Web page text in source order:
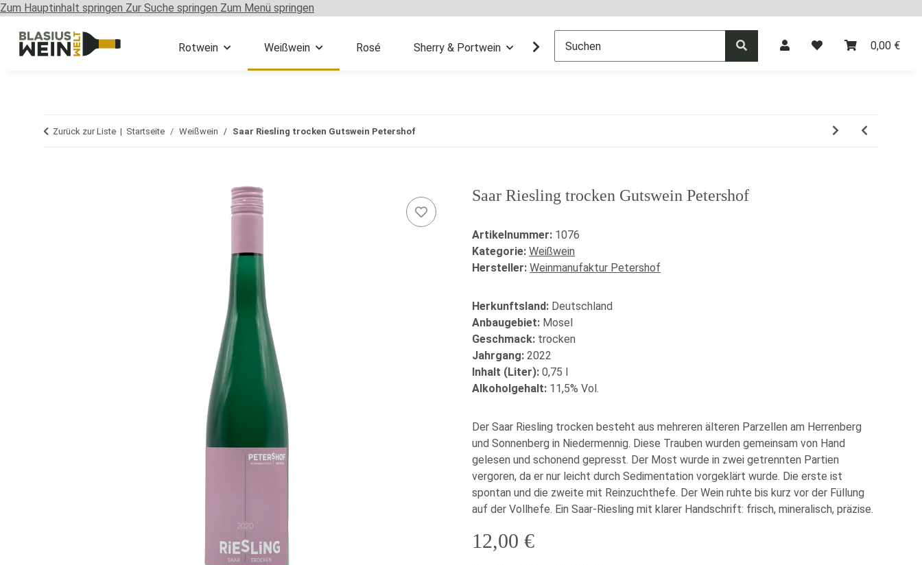
Zum Hauptinhalt springen Zur Suche springen Zum Menü springen
0,00 €
Rotwein Weißwein Rosé Sherry & Portwein Sekt & Champagner Spirituosen
Zurück zur Liste Startseite Weißwein Saar Riesling trocken Gutswein Petershof
Saar Riesling trocken Gutswein Petershof
Artikelnummer: 1076
Kategorie: Weißwein
Hersteller: Weinmanufaktur Petershof
Herkunftsland: Deutschland
Anbaugebiet: Mosel
Geschmack: trocken
Jahrgang: 2022
Inhalt (Liter): 0,75 l
Alkoholgehalt: 11,5% Vol.
Der Saar Riesling trocken besteht aus mehreren älteren Parzellen am Herrenberg
und Sonnenberg in Niedermennig. Diese Trauben wurden gemeinsam von Hand
gelesen und schonend gepresst. Der Most wurde in zwei getrennten Partien
vergoren, da er nur leicht durch Sedimentation vorgeklärt wurde. Die erste ist
spontan und die zweite mit Reinzuchthefe. Der Wein ruhte bis kurz vor der Füllung
auf der Vollhefe. Ein Saar-Riesling mit klarer Handschrift: frisch, mineralisch, präzise.
12,00 €